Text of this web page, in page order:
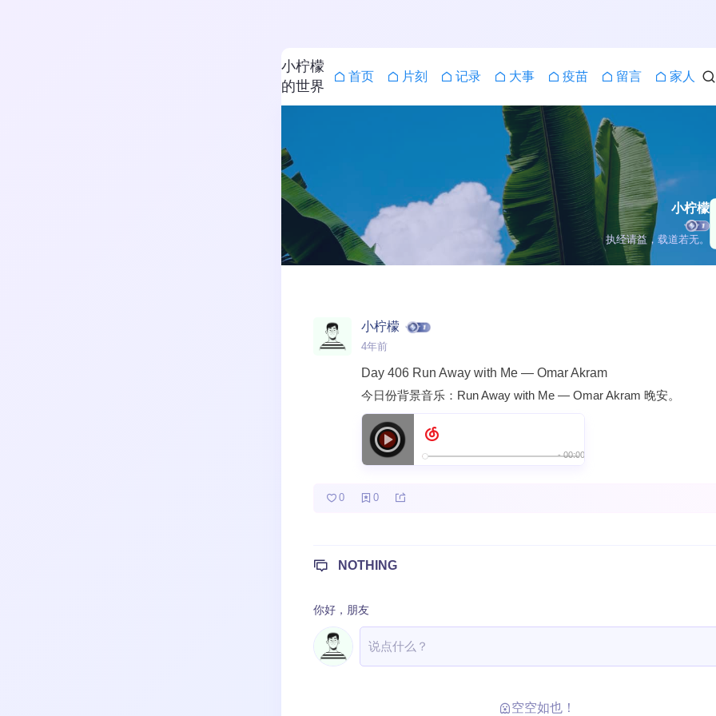
小柠檬
的世界
首页 片刻 记录 大事 疫苗 留言 家人
小柠檬
执经请益，载道若无。
小柠檬
4年前
Day 406 Run Away with Me — Omar Akram
今日份背景音乐：Run Away with Me — Omar Akram 晚安。
0 0
NOTHING
你好， 朋友
空空如也！